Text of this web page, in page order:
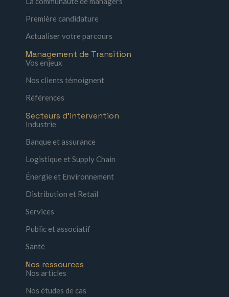
Première candidature
Actualiser votre parcours
Management de Transition
Vos enjeux
Nos clients témoignent
Références
Secteurs d'intervention
Industrie
Banque et assurance
Logistique et Supply Chain
Énergie et Environnement
Distribution et Retail
Services
Public et associatif
Santé
Nos ressources
Nos articles
Nos études de cas